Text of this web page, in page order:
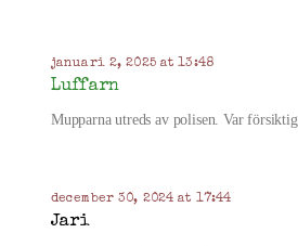
januari 2, 2025 at 13:48
Luffarn
Mupparna utreds av polisen. Var försiktig.
december 30, 2024 at 17:44
Jari